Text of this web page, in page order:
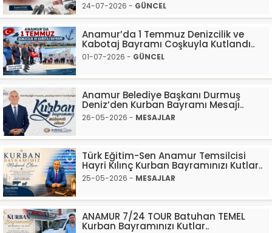
24-07-2026 - GÜNCEL
Anamur’da 1 Temmuz Denizcilik ve
Kabotaj Bayramı Coşkuyla Kutlandı..
01-07-2026 - GÜNCEL
Anamur Belediye Başkanı Durmuş
Deniz’den Kurban Bayramı Mesajı..
26-05-2026 - MESAJLAR
Türk Eğitim-Sen Anamur Temsilcisi
Hayri Kılınç Kurban Bayramınızı Kutlar..
25-05-2026 - MESAJLAR
ANAMUR 7/24 TOUR Batuhan TEMEL
Kurban Bayramınızı Kutlar..